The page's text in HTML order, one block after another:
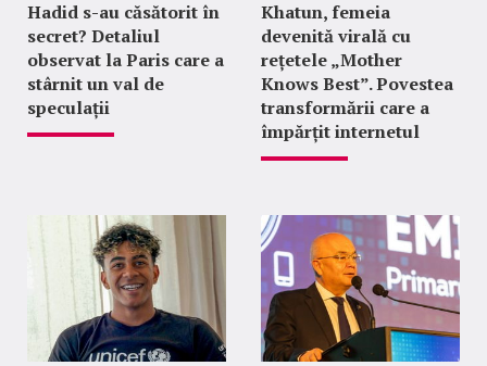
Hadid s-au căsătorit în
secret? Detaliul
observat la Paris care a
stârnit un val de
speculații
Khatun, femeia
devenită virală cu
rețetele „Mother
Knows Best”. Povestea
transformării care a
împărțit internetul